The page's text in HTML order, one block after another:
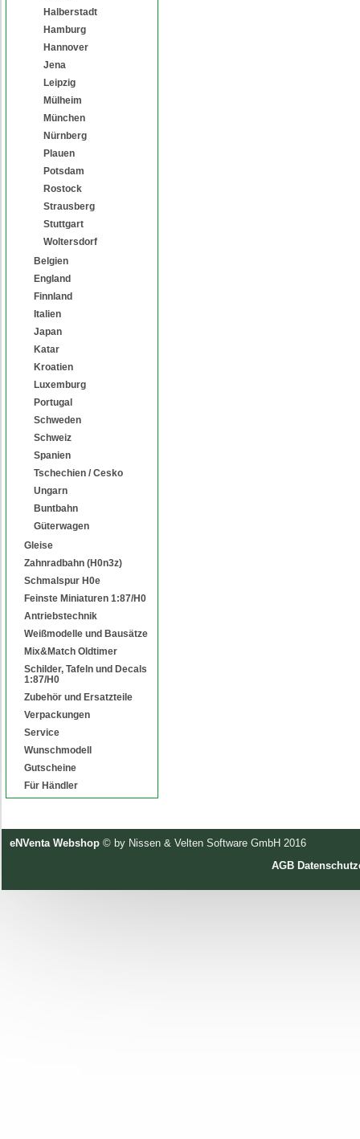
Halberstadt
Hamburg
Hannover
Jena
Leipzig
Mülheim
München
Nürnberg
Plauen
Potsdam
Rostock
Strausberg
Stuttgart
Woltersdorf
Belgien
England
Finnland
Italien
Japan
Katar
Kroatien
Luxemburg
Portugal
Schweden
Schweiz
Spanien
Tschechien / Cesko
Ungarn
Buntbahn
Güterwagen
Gleise
Zahnradbahn (H0n3z)
Schmalspur H0e
Feinste Miniaturen 1:87/H0
Antriebstechnik
Weißmodelle und Bausätze
Mix&Match Oldtimer
Schilder, Tafeln und Decals
1:87/H0
Zubehör und Ersatzteile
Verpackungen
Service
Wunschmodell
Gutscheine
Für Händler
eNVenta Webshop © by Nissen & Velten Software GmbH 2016
AGB